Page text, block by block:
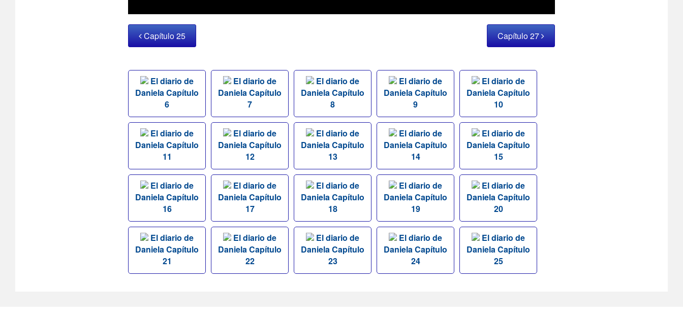
Capítulo 25 Capítulo 27
El diario de
Daniela Capítulo
6
El diario de
Daniela Capítulo
7
El diario de
Daniela Capítulo
8
El diario de
Daniela Capítulo
9
El diario de
Daniela Capítulo
10
El diario de
Daniela Capítulo
11
El diario de
Daniela Capítulo
12
El diario de
Daniela Capítulo
13
El diario de
Daniela Capítulo
14
El diario de
Daniela Capítulo
15
El diario de
Daniela Capítulo
16
El diario de
Daniela Capítulo
17
El diario de
Daniela Capítulo
18
El diario de
Daniela Capítulo
19
El diario de
Daniela Capítulo
20
El diario de
Daniela Capítulo
21
El diario de
Daniela Capítulo
22
El diario de
Daniela Capítulo
23
El diario de
Daniela Capítulo
24
El diario de
Daniela Capítulo
25